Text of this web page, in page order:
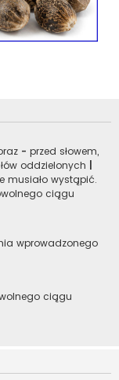
- przed słowem,
oddzielonych
musiało wystąpić.
ciągu
wprowadzonego
ciągu